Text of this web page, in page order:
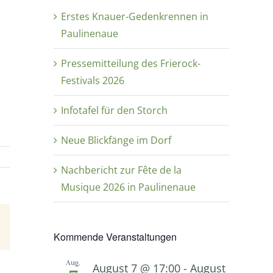
Erstes Knauer-Gedenkrennen in
Paulinenaue
Pressemitteilung des Frierock-
Festivals 2026
Infotafel für den Storch
Neue Blickfänge im Dorf
Nachbericht zur Fête de la
Musique 2026 in Paulinenaue
Kommende Veranstaltungen
Aug. August 7 @ 17:00 - August